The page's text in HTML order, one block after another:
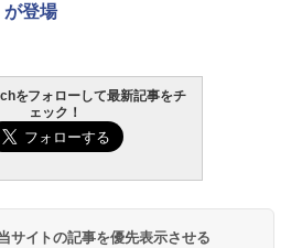
が登場
をフォローして最新記事をチ
ェック！
サイトの記事を優先表示させる